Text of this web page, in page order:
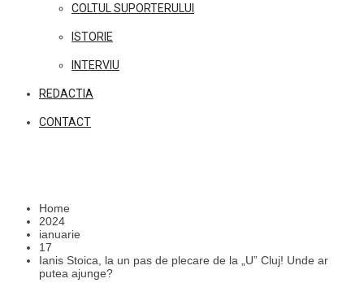
COLTUL SUPORTERULUI
ISTORIE
INTERVIU
REDACTIA
CONTACT
Home
2024
ianuarie
17
Ianis Stoica, la un pas de plecare de la „U” Cluj! Unde ar
putea ajunge?